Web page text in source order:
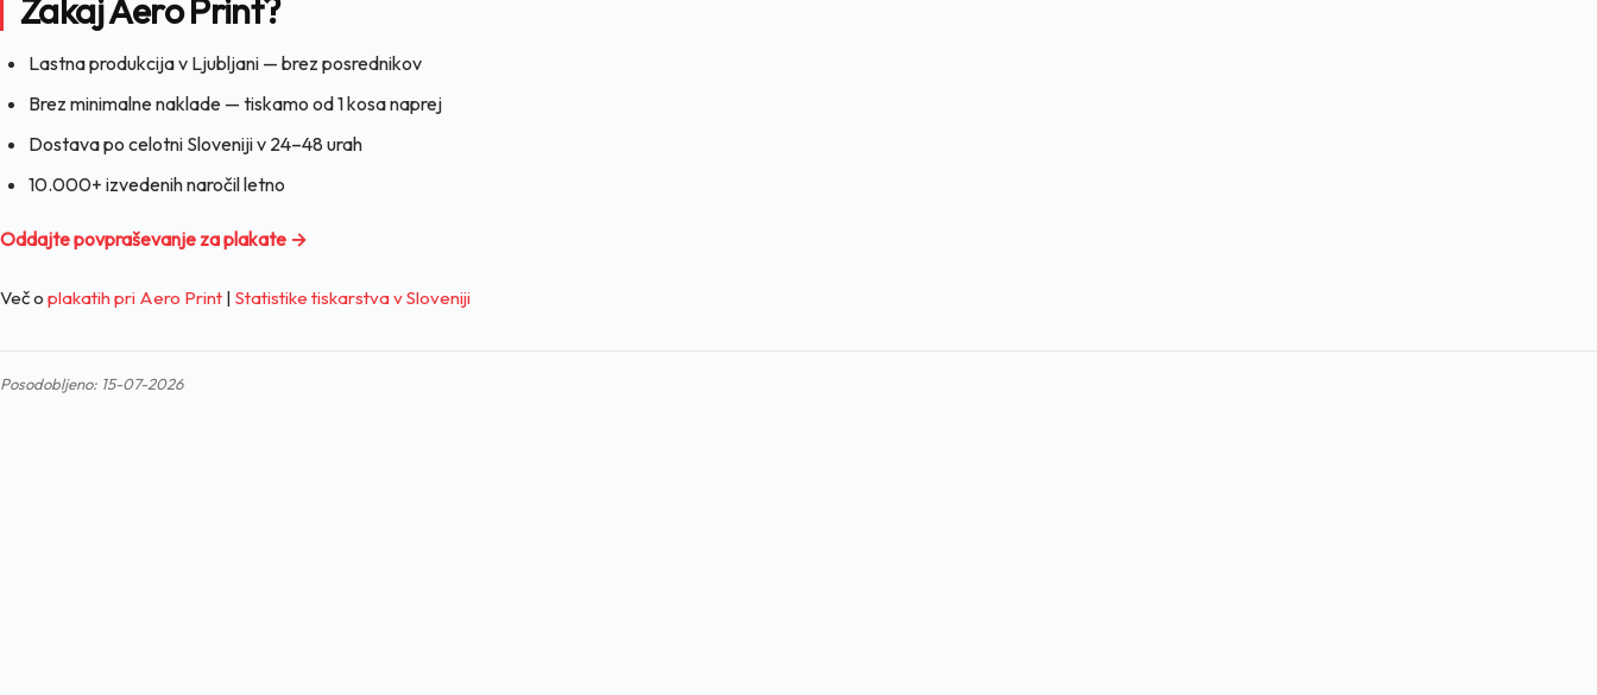
Zakaj Aero Print?
Lastna produkcija v Ljubljani — brez posrednikov
Brez minimalne naklade — tiskamo od 1 kosa naprej
Dostava po celotni Sloveniji v 24–48 urah
10.000+ izvedenih naročil letno
Oddajte povpraševanje za plakate →
Več o plakatih pri Aero Print | Statistike tiskarstva v Sloveniji
Posodobljeno: 15-07-2026